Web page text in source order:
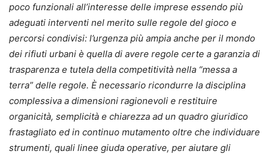
poco funzionali all’interesse delle imprese essendo più
adeguati interventi nel merito sulle regole del gioco e
percorsi condivisi: l’urgenza più ampia anche per il mondo
dei rifiuti urbani è quella di avere regole certe a garanzia di
trasparenza e tutela della competitività nella “messa a
terra” delle regole. È necessario ricondurre la disciplina
complessiva a dimensioni ragionevoli e restituire
organicità, semplicità e chiarezza ad un quadro giuridico
frastagliato ed in continuo mutamento oltre che individuare
strumenti, quali linee giuda operative, per aiutare gli